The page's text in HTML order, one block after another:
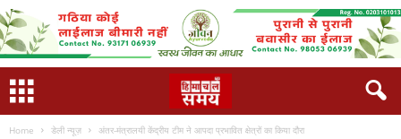
Home डेली न्यूज़ अंतर-मंत्रालयी केंद्रीय टीम ने आपदा प्रभावित क्षेत्रों का किया दौरा